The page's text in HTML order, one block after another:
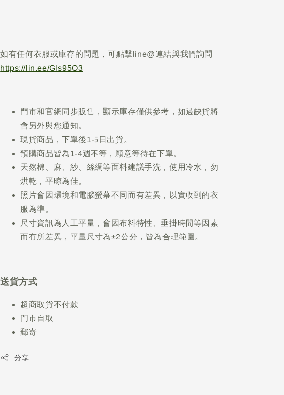
如有任何衣服或庫存的問題，可點擊line@連結與我們詢問
https://lin.ee/GIs95O3
門市和官網同步販售，顯示庫存僅供參考，如遇缺貨將
會另外與您通知。
現貨商品，下單後1-5日出貨。
預購商品皆為1-4週不等，願意等待在下單。
天然棉、麻、紗、絲綢等面料建議手洗，使用冷水，勿
烘乾，平晾為佳。
照片會因環境和電腦螢幕不同而有差異，以實收到的衣
服為準。
尺寸資訊為人工平量，會因布料特性、垂掛時間等因素
而有所差異，平量尺寸為±2公分，皆為合理範圍。
送貨方式
超商取貨不付款
門市自取
郵寄
分享